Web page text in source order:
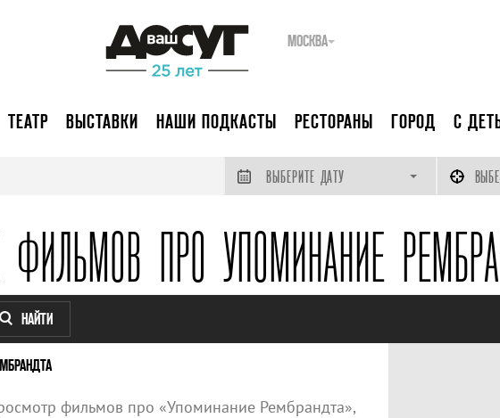
МОСКВА
ТЕАТР ВЫСТАВКИ НАШИ ПОДКАСТЫ РЕСТОРАНЫ ГОРОД С
ВЫБЕРИТЕ ДАТУ
ПРО УПОМИНАНИЕ
НАЙТИ
фильмов про «Упоминание Рембрандта»,